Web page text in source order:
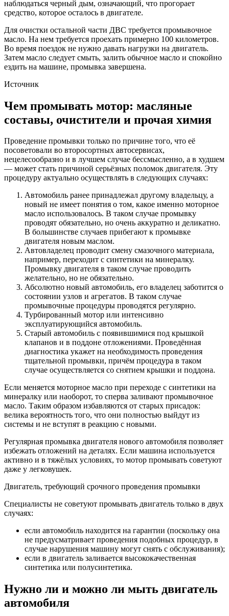
наблюдаться черный дым, означающий, что прогорает
средство, которое осталось в двигателе.
Для очистки остальной части ДВС требуется промывочное
масло. На нем требуется проехать примерно 100 километров.
Во время поездок не нужно давать нагрузки на двигатель.
Затем масло следует смыть, залить обычное масло и спокойно
ездить на машине, промывка завершена.
Источник
Чем промывать мотор: масляные
составы, очистители и прочая химия
Проведение промывки только по причине того, что её
посоветовали во второсортных автосервисах,
нецелесообразно и в лучшем случае бессмысленно, а в худшем
— может стать причиной серьёзных поломок двигателя. Эту
процедуру актуально осуществлять в следующих случаях:
Автомобиль ранее принадлежал другому владельцу, а
новый не имеет понятия о том, какое именно моторное
масло использовалось. В таком случае промывку
проводят обязательно, но очень аккуратно и деликатно.
В большинстве случаев прибегают к промывке
двигателя новым маслом.
Автовладелец проводит смену смазочного материала,
например, переходит с синтетики на минералку.
Промывку двигателя в таком случае проводить
желательно, но не обязательно.
Абсолютно новый автомобиль, его владелец заботится о
состоянии узлов и агрегатов. В таком случае
промывочные процедуры проводятся регулярно.
Турбированный мотор или интенсивно
эксплуатирующийся автомобиль.
Старый автомобиль с появившимися под крышкой
клапанов и в поддоне отложениями. Проведённая
диагностика укажет на необходимость проведения
тщательной промывки, причём процедура в таком
случае осуществляется со снятием крышки и поддона.
Если меняется моторное масло при переходе с синтетики на
минералку или наоборот, то сперва заливают промывочное
масло. Таким образом избавляются от старых присадок:
велика вероятность того, что они полностью выйдут из
системы и не вступят в реакцию с новыми.
Регулярная промывка двигателя нового автомобиля позволяет
избежать отложений на деталях. Если машина используется
активно и в тяжёлых условиях, то мотор промывать советуют
даже у легковушек.
Двигатель, требующий срочного проведения промывки
Специалисты не советуют промывать двигатель только в двух
случаях:
если автомобиль находится на гарантии (поскольку она
не предусматривает проведения подобных процедур, в
случае нарушения машину могут снять с обслуживания);
если в двигатель заливается высококачественная
синтетика или полусинтетика.
Нужно ли и можно ли мыть двигатель
автомобиля